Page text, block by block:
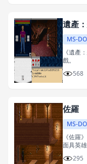
遺產
MS-
《遺產
戲。
568
佐羅
MS-
《佐羅
面具英
295